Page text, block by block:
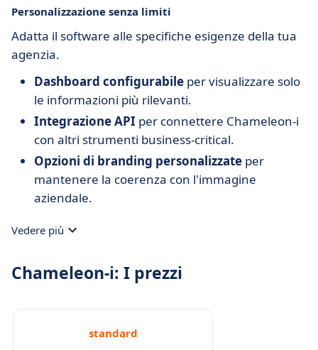
Personalizzazione senza limiti
Adatta il software alle specifiche esigenze della tua
agenzia.
Dashboard configurabile per visualizzare solo
le informazioni più rilevanti.
Integrazione API per connettere Chameleon-i
con altri strumenti business-critical.
Opzioni di branding personalizzate per
mantenere la coerenza con l'immagine
aziendale.
Vedere più
Chameleon-i: I prezzi
standard